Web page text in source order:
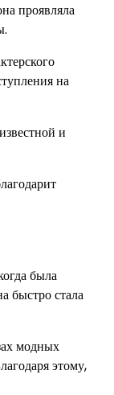
проявляла
на
и
была
быстро стала
модных
этому,